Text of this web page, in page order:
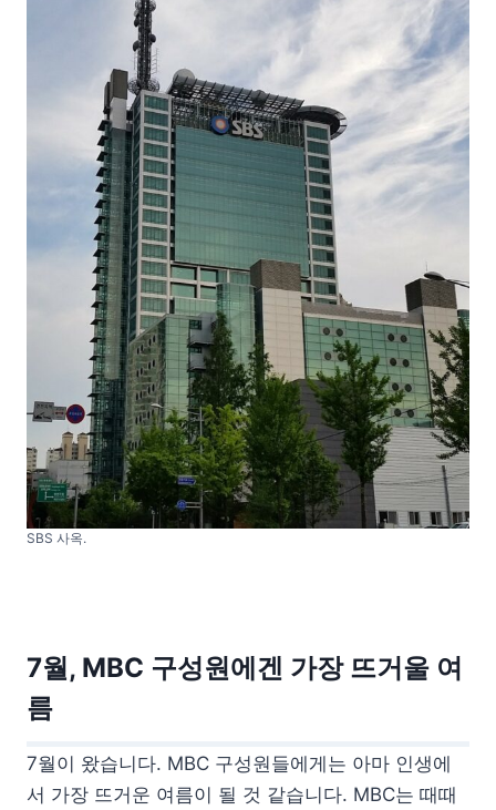
SBS 사옥.
7월, MBC 구성원에겐 가장 뜨거울 여
름
7월이 왔습니다. MBC 구성원들에게는 아마 인생에
서 가장 뜨거운 여름이 될 것 같습니다. MBC는 때때